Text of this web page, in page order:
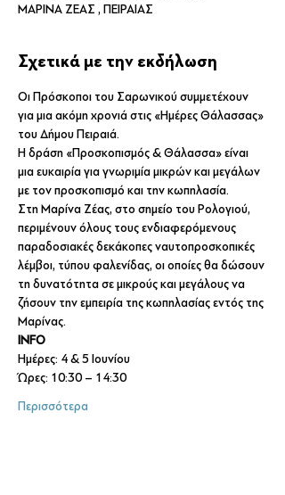
ΜΑΡΙΝΑ ΖΕΑΣ , ΠΕΙΡΑΙΑΣ
Σχετικά με την εκδήλωση
Οι Πρόσκοποι του Σαρωνικού συμμετέχουν
για μια ακόμη χρονιά στις «Ημέρες Θάλασσας»
του Δήμου Πειραιά.
Η δράση «Προσκοπισμός & Θάλασσα» είναι
μια ευκαιρία για γνωριμία μικρών και μεγάλων
με τον προσκοπισμό και την κωπηλασία.
Στη Μαρίνα Ζέας, στο σημείο του Ρολογιού,
περιμένουν όλους τους ενδιαφερόμενους
παραδοσιακές δεκάκοπες ναυτοπροσκοπικές
λέμβοι, τύπου φαλενίδας, οι οποίες θα δώσουν
τη δυνατότητα σε μικρούς και μεγάλους να
ζήσουν την εμπειρία της κωπηλασίας εντός της
Μαρίνας.
INFO
Hμέρες: 4 & 5 Ιουνίου
Ώρες: 10:30 – 14:30
Περισσότερα